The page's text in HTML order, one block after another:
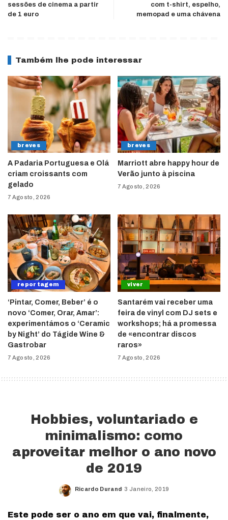
sessões de cinema a partir
de 1 euro
com t-shirt, espelho,
memopad e uma chávena
Também lhe pode interessar
breves
A Padaria Portuguesa e Olá
criam croissants com
gelado
7 Agosto, 2026
breves
Marriott abre happy hour de
Verão junto à piscina
7 Agosto, 2026
reportagem
‘Pintar, Comer, Beber’ é o
novo ‘Comer, Orar, Amar’:
experimentámos o ‘Ceramic
by Night’ do Tágide Wine &
Gastrobar
7 Agosto, 2026
viver
Santarém vai receber uma
feira de vinyl com DJ sets e
workshops; há a promessa
de «encontrar discos
raros»
7 Agosto, 2026
Hobbies, voluntariado e
minimalismo: como
aproveitar melhor o ano novo
de 2019
Posted
Ricardo Durand 3 Janeiro, 2019
Este pode ser o ano em que vai, finalmente,